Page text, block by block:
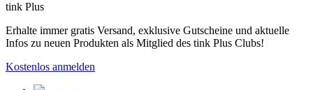
tink Plus
Erhalte immer gratis Versand, exklusive Gutscheine und aktuelle
Infos zu neuen Produkten als Mitglied des tink Plus Clubs!
Kostenlos anmelden